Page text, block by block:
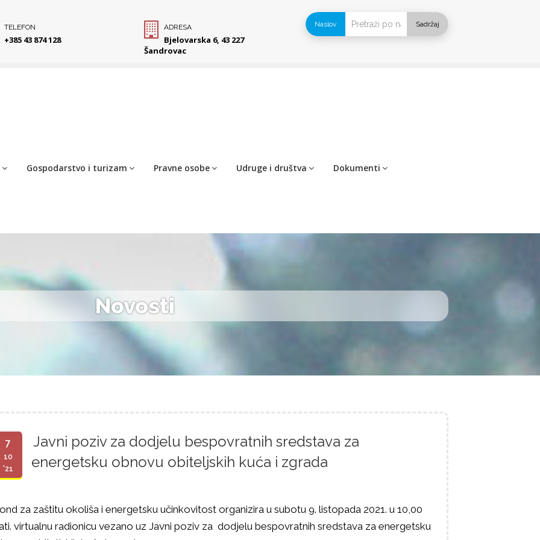
TELEFON
+385 43 874 128
ADRESA
Bjelovarska 6, 43 227
Šandrovac
Naslov Sadržaj
Gospodarstvo i turizam Pravne osobe Udruge i društva Dokumenti
Novosti
7
10
'21
Javni poziv za dodjelu bespovratnih sredstava za
energetsku obnovu obiteljskih kuća i zgrada
za zaštitu okoliša i energetsku učinkovitost organizira u subotu 9. listopada 2021. u 10,00
virtualnu radionicu vezano uz Javni poziv za dodjelu bespovratnih sredstava za energetsku